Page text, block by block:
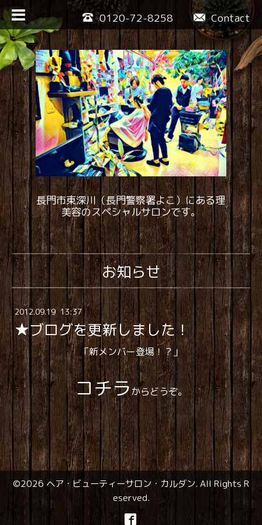
Contact
0120-72-8258
長門市東深川（長門警察署よこ）にある理
美容のスペシャルサロンです。
お知らせ
2012.09.19 13:37
★ブログを更新しました！
「新メンバー登場！？」
コチラからどうぞ。
©2026 ヘア・ビューティーサロン・カルダン. All Rights R
eserved.